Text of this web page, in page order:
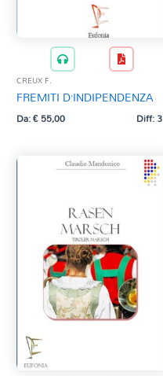
CREUX F.
FREMITI D’INDIPENDENZA
Da:€55,00 Diff: 3